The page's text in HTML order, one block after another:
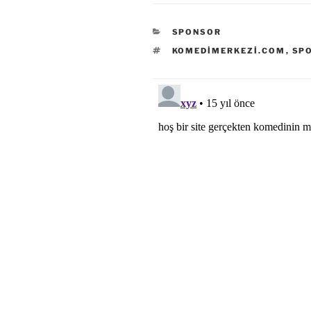
KATEGORILER
SPONSOR
ETIKETLER
KOMEDIMERKEZI.COM ,